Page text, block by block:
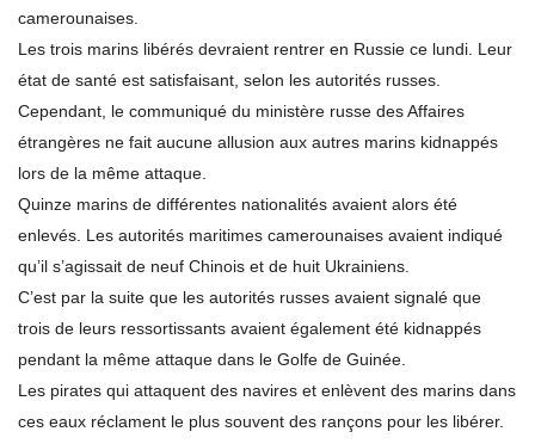
camerounaises.
Les trois marins libérés devraient rentrer en Russie ce lundi. Leur
état de santé est satisfaisant, selon les autorités russes.
Cependant, le communiqué du ministère russe des Affaires
étrangères ne fait aucune allusion aux autres marins kidnappés
lors de la même attaque.
Quinze marins de différentes nationalités avaient alors été
enlevés. Les autorités maritimes camerounaises avaient indiqué
qu’il s’agissait de neuf Chinois et de huit Ukrainiens.
C’est par la suite que les autorités russes avaient signalé que
trois de leurs ressortissants avaient également été kidnappés
pendant la même attaque dans le Golfe de Guinée.
Les pirates qui attaquent des navires et enlèvent des marins dans
ces eaux réclament le plus souvent des rançons pour les libérer.